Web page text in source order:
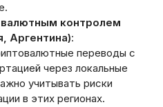
контролем
Аргентина):
переводы с
через локальные
учитывать риски
в этих регионах.